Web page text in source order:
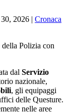
2026 | Cronaca
dal Servizio
nazionale,
, gli equipaggi
delle Questure.
nelle aree